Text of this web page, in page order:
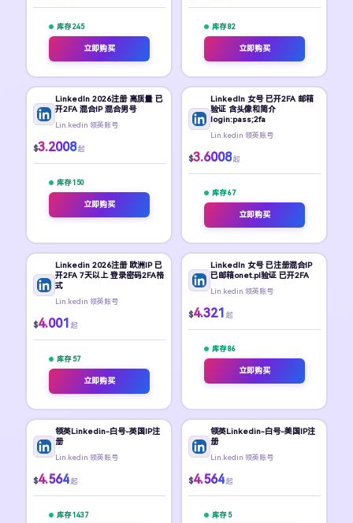
库存 245
立即购买
库存 82
立即购买
LinkedIn 2026注册 高质量 已
开2FA 混合IP 混合男号
Lin.kedin 领英账号
$3.2008 起
库存 150
立即购买
LinkedIn 女号 已开2FA 邮箱
验证 含头像和简介
login:pass;2fa
Lin.kedin 领英账号
$3.6008 起
库存 67
立即购买
Linkedin 2026注册 欧洲IP 已
开2FA 7天以上 登录密码2FA格
式
Lin.kedin 领英账号
$4.001 起
库存 57
立即购买
LinkedIn 女号 已注册混合IP
已邮箱onet.pl验证 已开2FA
Lin.kedin 领英账号
$4.321 起
库存 86
立即购买
领英Linkedin-白号-英国IP注
册
Lin.kedin 领英账号
$4.564 起
库存 1437
领英Linkedin-白号-美国IP注
册
Lin.kedin 领英账号
$4.564 起
库存 5